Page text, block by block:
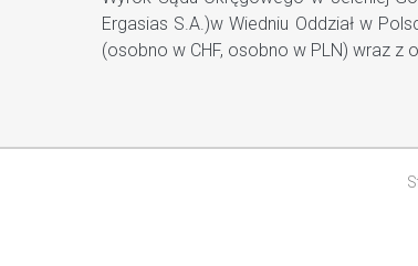
Ergasias S.A.)w Wiedniu Oddział w
(osobno w CHF, osobno w PLN) wraz